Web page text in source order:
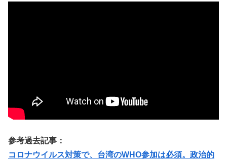
参考過去記事：
コロナウイルス対策で、台湾のWHO参加は必須。政治的